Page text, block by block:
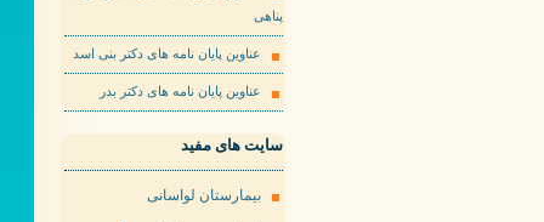
پناهی
عناوین پایان نامه های دکتر بنی اسد
عناوین پایان نامه های دکتر بدر
سایت های مفید
بیمارستان لواسانی